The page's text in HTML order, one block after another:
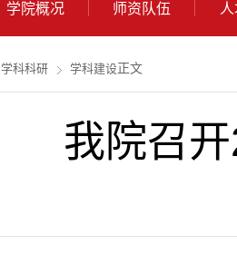
学院概况 师资队伍
学科科研 学科建设正文
我院召